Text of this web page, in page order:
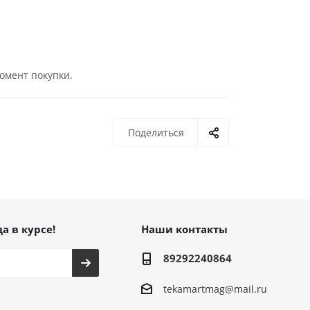
покупки.
Поделиться
в курсе! Наши контакты
89292240864
tekamartmag@mail.ru